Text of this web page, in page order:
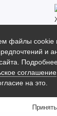
файлы cookie
и
соглашение
на это.
Принять
соглашение